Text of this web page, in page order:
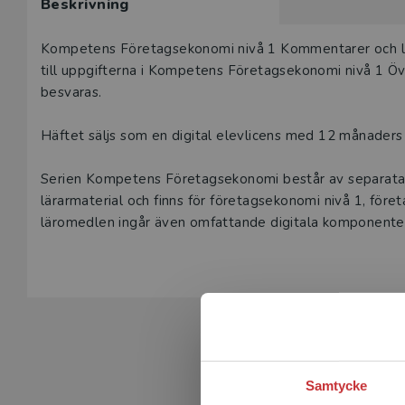
Samtycke
Beskrivning
Beskrivning
Kompetens Företagsekonomi nivå 1 Kommentarer
till uppgifterna i Kompetens Företagsekonomi nivå 1
besvaras.
Häftet säljs som en digital elevlicens med 12
Serien Kompetens Företagsekonomi består av
lärarmaterial och finns för företagsekonomi nivå 1,
läromedlen ingår även omfattande digitala